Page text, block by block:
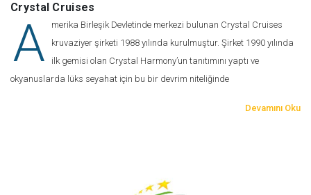
Crystal Cruises
A
merika Birleşik Devletinde merkezi bulunan Crystal Cruises
kruvaziyer şirketi 1988 yılında kurulmuştur. Şirket 1990 yılında
ilk gemisi olan Crystal Harmony’un tanıtımını yaptı ve
okyanuslarda lüks seyahat için bu bir devrim niteliğinde
Devamını Oku